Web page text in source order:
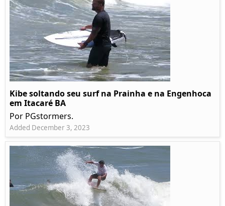
Kibe soltando seu surf na Prainha e na Engenhoca
em Itacaré BA
Por PGstormers.
Added December 3, 2023